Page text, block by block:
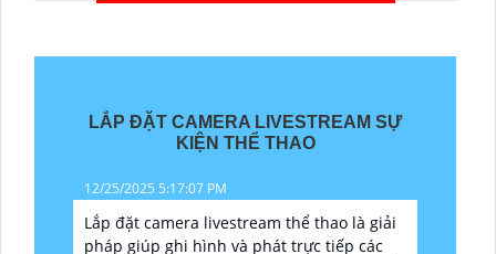
LẮP ĐẶT CAMERA LIVESTREAM SỰ
KIỆN THỂ THAO
12/25/2025 5:17:07 PM
Lắp đặt camera livestream thể thao là giải
pháp giúp ghi hình và phát trực tiếp các